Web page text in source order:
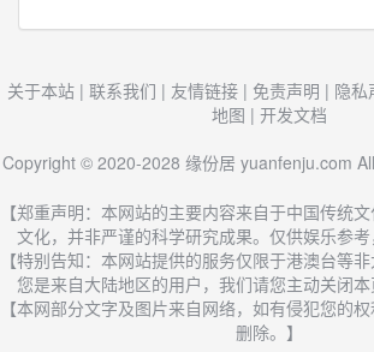
关于本站 | 联系我们 | 友情链接 | 免责声明 | 隐私
地图 | 开发文档
Copyright © 2020-2028 缘份居 yuanfenju.com
【郑重声明：本网站的主要内容来自于中国传统
文化，并非严谨的科学研究成果。仅供娱乐参考
【特别告知：本网站提供的服务仅限于港澳台等
您是来自大陆地区的用户，我们请您主动关闭本
【本网部分文字及图片来自网络，如有侵犯您的
删除。】